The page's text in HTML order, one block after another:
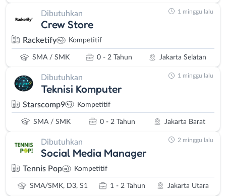
Dibutuhkan
Crew Store
Racketify Kompetitif
SMA / SMK 0 - 2 Tahun Jakarta Selatan
1 minggu lalu
Dibutuhkan
Teknisi Komputer
Starscomp9 Kompetitif
SMA / SMK 0 - 2 Tahun Jakarta Barat
1 minggu lalu
Dibutuhkan
Social Media Manager
Tennis Pop Kompetitif
SMA/SMK, D3, S1 1 - 2 Tahun Jakarta Utara
2 minggu lalu